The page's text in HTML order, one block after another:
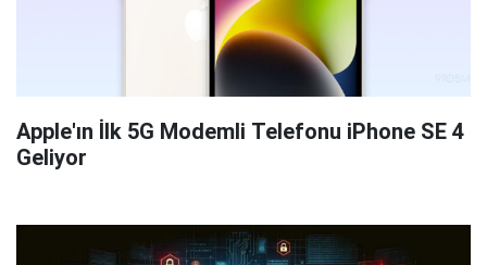
Apple'ın İlk 5G Modemli Telefonu iPhone SE 4
Geliyor